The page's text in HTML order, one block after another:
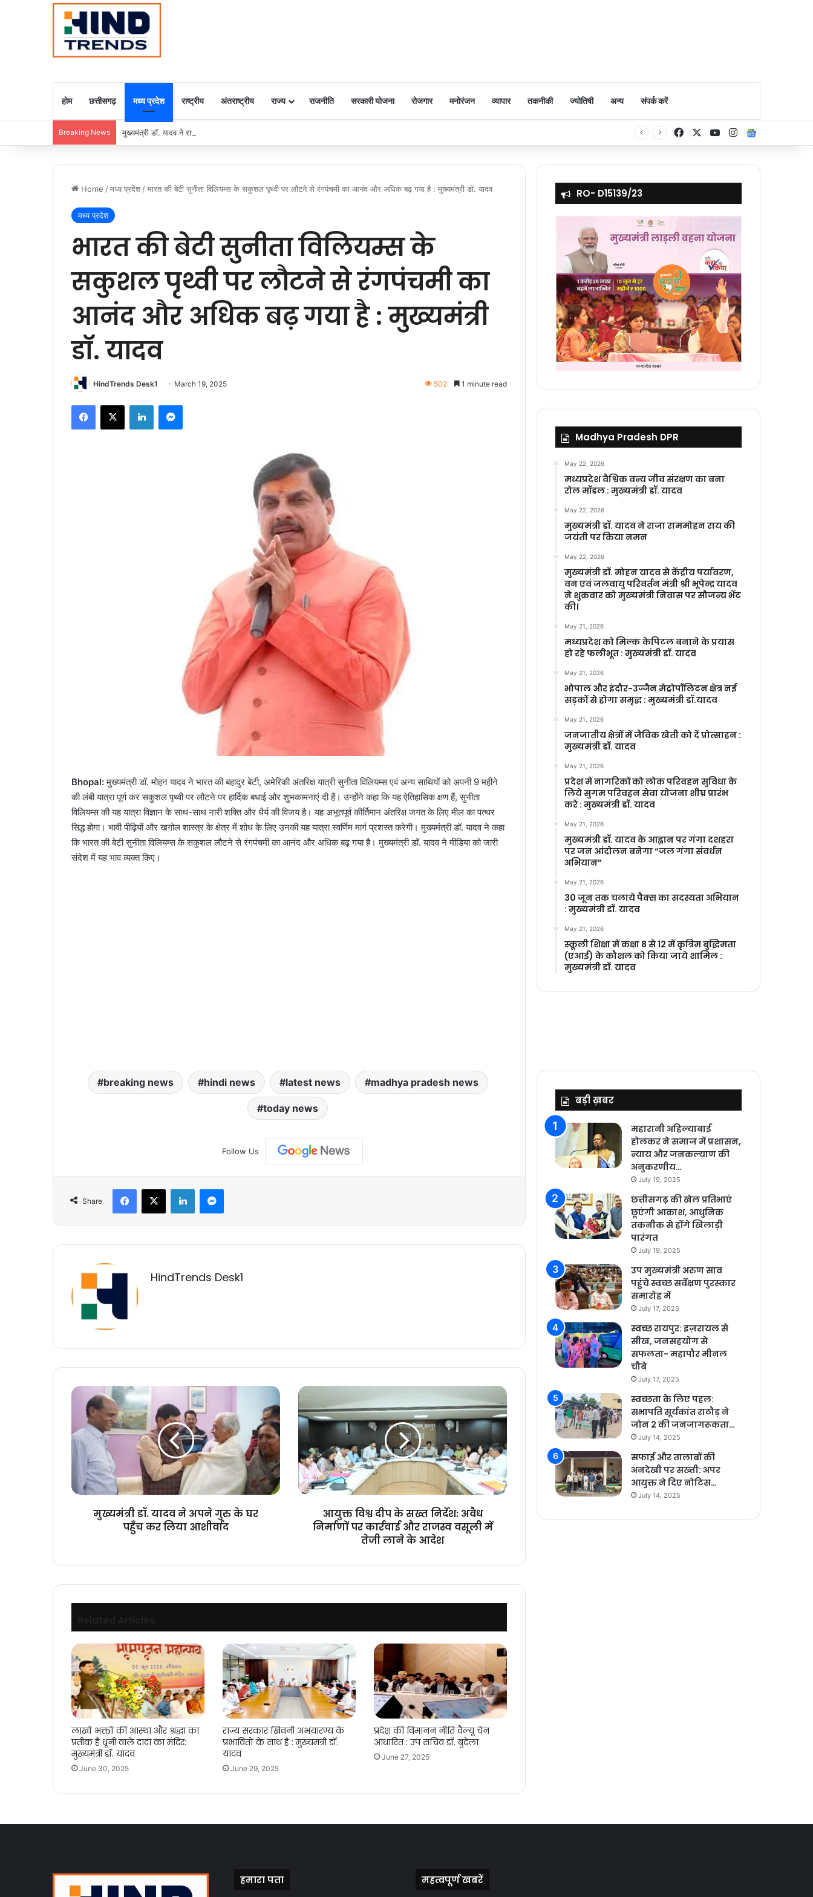
होम छत्तीसगढ़ मध्य प्रदेश राष्ट्रीय अंतराष्ट्रीय राज्य राजनीति सरकारी योजना रोजगार मनोरंजन व्यापार तकनीकी ज्योतिषी अन्य संपर्क करें
Breaking News मुख्यमंत्री डॉ. यादव ने राजा राममोहन राय की जयंती पर किया नमन FacebookYouTubeInstagram
Home /मध्य प्रदेश /भारत की बेटी सुनीता विलियम्स के सकुशल पृथ्वी पर लौटने से रंगपंचमी का आनंद और अधिक बढ़ गया है : मुख्यमंत्री डॉ. यादव
मध्य प्रदेश
भारत की बेटी सुनीता विलियम्स के
सकुशल पृथ्वी पर लौटने से रंगपंचमी का
आनंद और अधिक बढ़ गया है : मुख्यमंत्री
डॉ. यादव
HindTrends Desk1 March 19, 2025 502 1 minute read
Facebook
X LinkedInMessenger
Bhopal:मुख्यमंत्री डॉ. मोहन यादव ने भारत की बहादुर बेटी, अमेरिकी अंतरिक्ष यात्री सुनीता विलियम्स एवं अन्य साथियों को अपनी 9 महीने
की लंबी यात्रा पूर्ण कर सकुशल पृथ्वी पर लौटने पर हार्दिक बधाई और शुभकामनाएं दी हैं। उन्होंने कहा कि यह ऐतिहासिक क्षण हैं, सुनीता
विलियम्स की यह यात्रा विज्ञान के साथ-साथ नारी शक्ति और धैर्य की विजय है। यह अभूतपूर्व कीर्तिमान अंतरिक्ष जगत के लिए मील का पत्थर
सिद्ध होगा। भावी पीढ़ियों और खगोल शास्त्र के क्षेत्र में शोध के लिए उनकी यह यात्रा स्वर्णिम मार्ग प्रशस्त करेगी। मुख्यमंत्री डॉ. यादव ने कहा
कि भारत की बेटी सुनीता विलियम्स के सकुशल लौटने से रंगपंचमी का आनंद और अधिक बढ़ गया है। मुख्यमंत्री डॉ. यादव ने मीडिया को जारी
संदेश में यह भाव व्यक्त किए।
breaking news hindi news latest news madhya pradesh news
today news
Follow Us
Share
Facebook
X LinkedInMessenger
HindTrends Desk1
मुख्यमंत्री
अपने
पहुँच
मुख्यमंत्री डॉ. यादव ने अपने गुरु के घर
पहुँच कर लिया आशीर्वाद
आयुक्त
विश्व
दीप
के
निर्देश:
अवैध
निर्माणों
पर
राजस्व
तेजी
लाने
आयुक्त विश्व दीप के सख्त निर्देश: अवैध
निर्माणों पर कार्रवाई और राजस्व वसूली में
तेजी लाने के आदेश
लाखों भक्तों की आस्था और श्रद्धा का
प्रतीक है धूनी वाले दादा का मंदिर:
मुख्यमंत्री डॉ. यादव
June 30, 2025
राज्य सरकार खिवनी अभयारण्य के
प्रभावितों के साथ है : मुख्यमंत्री डॉ.
यादव
June 29, 2025
प्रदेश की विमानन नीति वैल्यू चेन
आधारित : उप सचिव डॉ. बुंदेला
June 27, 2025
RO- D15139/23
Madhya Pradesh DPR
May 22, 2026
मध्यप्रदेश वैश्विक वन्य जीव संरक्षण का बना
रोल मॉडल : मुख्यमंत्री डॉ. यादव
May 22, 2026
मुख्यमंत्री डॉ. यादव ने राजा राममोहन राय की
जयंती पर किया नमन
May 22, 2026
मुख्यमंत्री डॉ. मोहन यादव से केंद्रीय पर्यावरण,
वन एवं जलवायु परिवर्तन मंत्री श्री भूपेन्द्र यादव
ने शुक्रवार को मुख्यमंत्री निवास पर सौजन्य भेंट
की।
May 21, 2026
मध्यप्रदेश को मिल्क केपिटल बनाने के प्रयास
हो रहे फलीभूत : मुख्यमंत्री डॉ. यादव
May 21, 2026
भोपाल और इंदौर-उज्जैन मेट्रोपॉलिटन क्षेत्र नई
सड़कों से होगा समृद्ध : मुख्यमंत्री डॉ.यादव
May 21, 2026
जनजातीय क्षेत्रों में जैविक खेती को दें प्रोत्साहन :
मुख्यमंत्री डॉ. यादव
May 21, 2026
प्रदेश में नागरिकों को लोक परिवहन सुविधा के
लिये सुगम परिवहन सेवा योजना शीघ्र प्रारंभ
करे : मुख्यमंत्री डॉ. यादव
May 21, 2026
मुख्यमंत्री डॉ. यादव के आह्वान पर गंगा दशहरा
पर जन आंदोलन बनेगा “जल गंगा संवर्धन
अभियान”
May 21, 2026
30 जून तक चलाये पैक्स का सदस्यता अभियान
: मुख्यमंत्री डॉ. यादव
May 21, 2026
स्कूली शिक्षा में कक्षा 8 से 12 में कृ‍त्रिम बुद्धिमता
(एआई) के कौशल को किया जाये शामिल :
मुख्यमंत्री डॉ. यादव
बड़ी ख़बर
महारानी अहिल्याबाई
होलकर ने समाज में प्रशासन,
न्याय और जनकल्याण की
अनुकरणीय…
July 19, 2025
छत्तीसगढ़ की खेल प्रतिभाएं
छूएंगी आकाश, आधुनिक
तकनीक से होंगे खिलाड़ी
पारंगत
July 19, 2025
उप मुख्यमंत्री अरुण साव
पहुंचे स्वच्छ सर्वेक्षण पुरस्कार
समारोह में
July 17, 2025
स्वच्छ रायपुर: इज़रायल से
सीख, जनसहयोग से
सफलता- महापौर मीनल
चौबे
July 17, 2025
स्वच्छता के लिए पहल:
सभापति सूर्यकांत राठौड़ ने
जोन 2 की जनजागरूकता…
July 14, 2025
सफाई और तालाबों की
अनदेखी पर सख्ती: अपर
आयुक्त ने दिए नोटिस…
July 14, 2025
हमारा पता महत्वपूर्ण खबरें